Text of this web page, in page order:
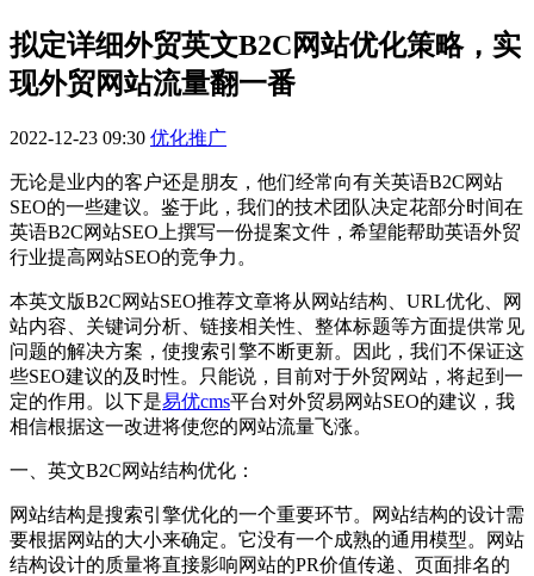
拟定详细外贸英文B2C网站优化策略，实
现外贸网站流量翻一番
2022-12-23 09:30 优化推广
无论是业内的客户还是朋友，他们经常向有关英语B2C网站
SEO的一些建议。鉴于此，我们的技术团队决定花部分时间在
英语B2C网站SEO上撰写一份提案文件，希望能帮助英语外贸
行业提高网站SEO的竞争力。
本英文版B2C网站SEO推荐文章将从网站结构、URL优化、网
站内容、关键词分析、链接相关性、整体标题等方面提供常见
问题的解决方案，使搜索引擎不断更新。因此，我们不保证这
些SEO建议的及时性。只能说，目前对于外贸网站，将起到一
定的作用。以下是易优cms平台对外贸易网站SEO的建议，我
相信根据这一改进将使您的网站流量飞涨。
一、英文B2C网站结构优化：
网站结构是搜索引擎优化的一个重要环节。网站结构的设计需
要根据网站的大小来确定。它没有一个成熟的通用模型。网站
结构设计的质量将直接影响网站的PR价值传递、页面排名的